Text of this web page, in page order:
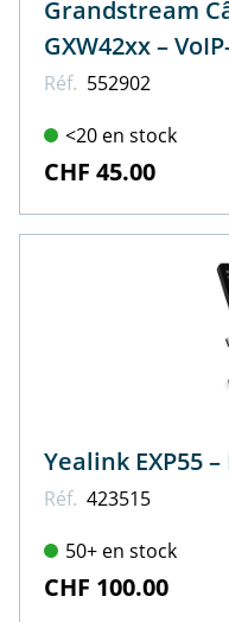
Grandstream
Réf. 552902
<20 en stock
CHF 45.00
Réf. 423515
50+ en stock
CHF 100.00